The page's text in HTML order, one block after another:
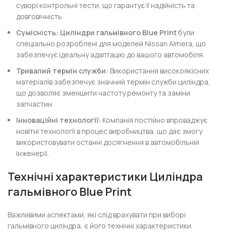
суворі контрольні тести, що гарантує її надійність та
довговічність.
Сумісність: Циліндри гальмівного Blue Print були
спеціально розроблені для моделей Nissan Almera, що
забезпечує ідеальну адаптацію до вашого автомобіля.
Тривалий термін служби: Використання високоякісних
матеріалів забезпечує значний термін служби циліндра,
що дозволяє зменшити частоту ремонту та заміни
запчастин.
Інноваційні технології: Компанія постійно впроваджує
новітні технології в процес виробництва, що дає змогу
використовувати останні досягнення в автомобільній
інженерії.
Технічні характеристики Циліндра
гальмівного Blue Print
Важливими аспектами, які слід врахувати при виборі
гальмівного циліндра, є його технічні характеристики.